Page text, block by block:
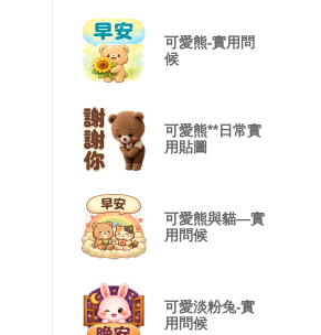
可愛熊-實用問
候
可愛熊**日常實
用貼圖
可愛熊與貓—實
用問候
可愛淡粉兔-實
用問候